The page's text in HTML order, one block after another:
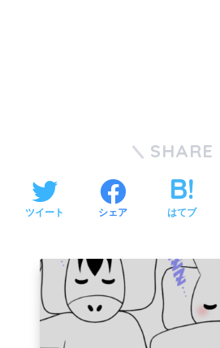
SHARE
ツイート シェア はてブ